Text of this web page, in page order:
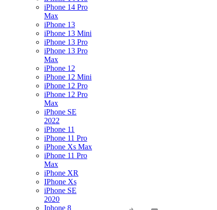
iPhone 14 Pro
Max
iPhone 13
iPhone 13 Mini
iPhone 13 Pro
iPhone 13 Pro
Max
iPhone 12
iPhone 12 Mini
iPhone 12 Pro
iPhone 12 Pro
Max
iPhone SE
2022
iPhone 11
iPhone 11 Pro
iPhone Xs Max
iPhone 11 Pro
Max
iPhone XR
IPhone Xs
iPhone SE
2020
Iphone 8